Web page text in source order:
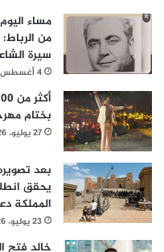
مساء
من
سيرة
4 أغسطس، 2026
بختام
27 يوليو، 2026
يحقق
المملكة
23 يوليو، 2026
خالد فتح